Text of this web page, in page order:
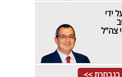
ידי
צה"ל
בנבחרת >>